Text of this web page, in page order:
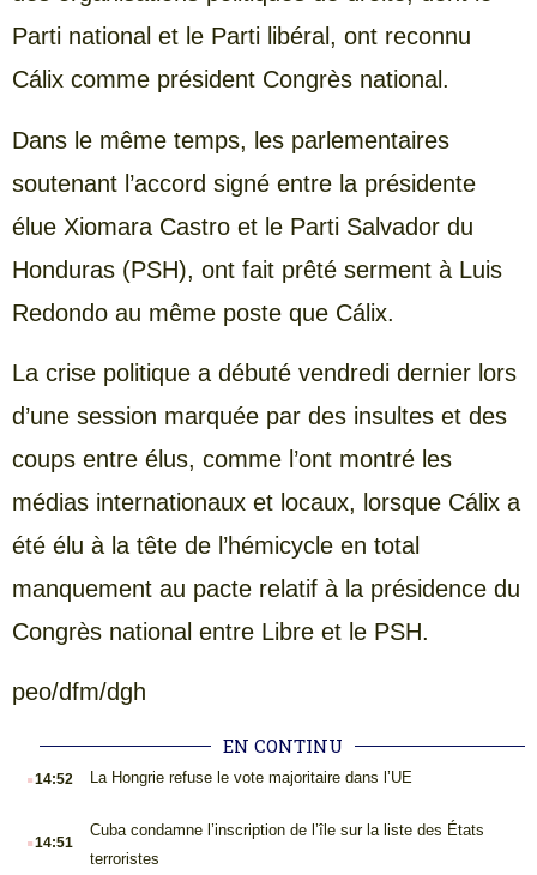
Parti national et le Parti libéral, ont reconnu
Cálix comme président Congrès national.
Dans le même temps, les parlementaires
soutenant l’accord signé entre la présidente
élue Xiomara Castro et le Parti Salvador du
Honduras (PSH), ont fait prêté serment à Luis
Redondo au même poste que Cálix.
La crise politique a débuté vendredi dernier lors
d’une session marquée par des insultes et des
coups entre élus, comme l’ont montré les
médias internationaux et locaux, lorsque Cálix a
été élu à la tête de l’hémicycle en total
manquement au pacte relatif à la présidence du
Congrès national entre Libre et le PSH.
peo/dfm/dgh
EN CONTINU
.14:52 La Hongrie refuse le vote majoritaire dans l’UE
.14:51
Cuba condamne l’inscription de l’île sur la liste des États
terroristes